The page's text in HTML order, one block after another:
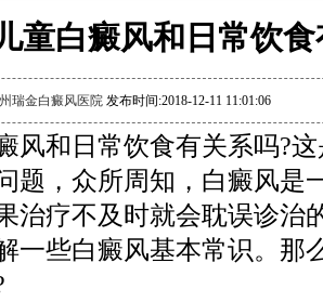
童白癜风和日常饮
瑞金白癜风医院 发布时间:2018-12-11 11:01:06
和日常饮食有关系吗?这
题，众所周知，白癜风是
治疗不及时就会耽误诊治
一些白癜风基本常识。那